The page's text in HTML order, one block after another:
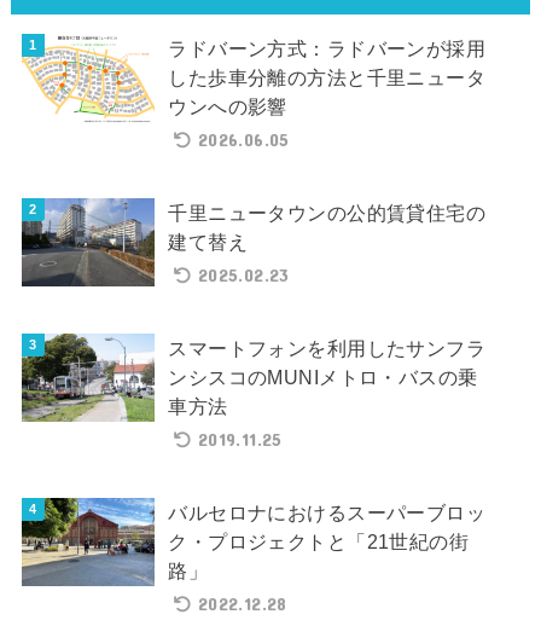
ラドバーン方式：ラドバーンが採用
した歩車分離の方法と千里ニュータ
ウンへの影響
2026.06.05
千里ニュータウンの公的賃貸住宅の
建て替え
2025.02.23
スマートフォンを利用したサンフラ
ンシスコのMUNIメトロ・バスの乗
車方法
2019.11.25
バルセロナにおけるスーパーブロッ
ク・プロジェクトと「21世紀の街
路」
2022.12.28